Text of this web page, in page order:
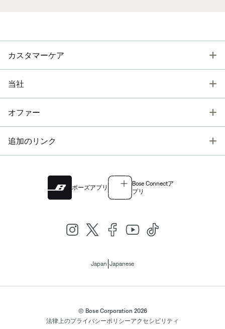
カスタマーケア
当社
オファー
追加のリンク
ボーズアプリ
Bose Connectア
プリ
Japan Japanese
© Bose Corporation 2026
法律上のプライバシーポリシーアクセシビリティ